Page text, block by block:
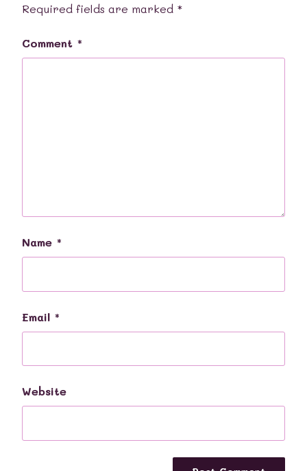
Required fields are marked *
Comment *
Name *
Email *
Website